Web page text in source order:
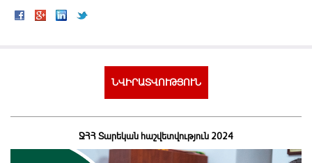
ՆՎԻՐԱՏՎՈՒԹՅՈՒՆ
ՋՀՀ Տարեկան հաշվետվություն 2024